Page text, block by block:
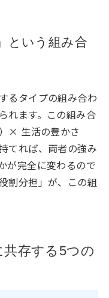
という組み合
るタイプの組み合わ
れます。この組み合
× 生活の豊かさ
てれば、両者の強み
が完全に変わるので
割分担」が、この組
存する5つの